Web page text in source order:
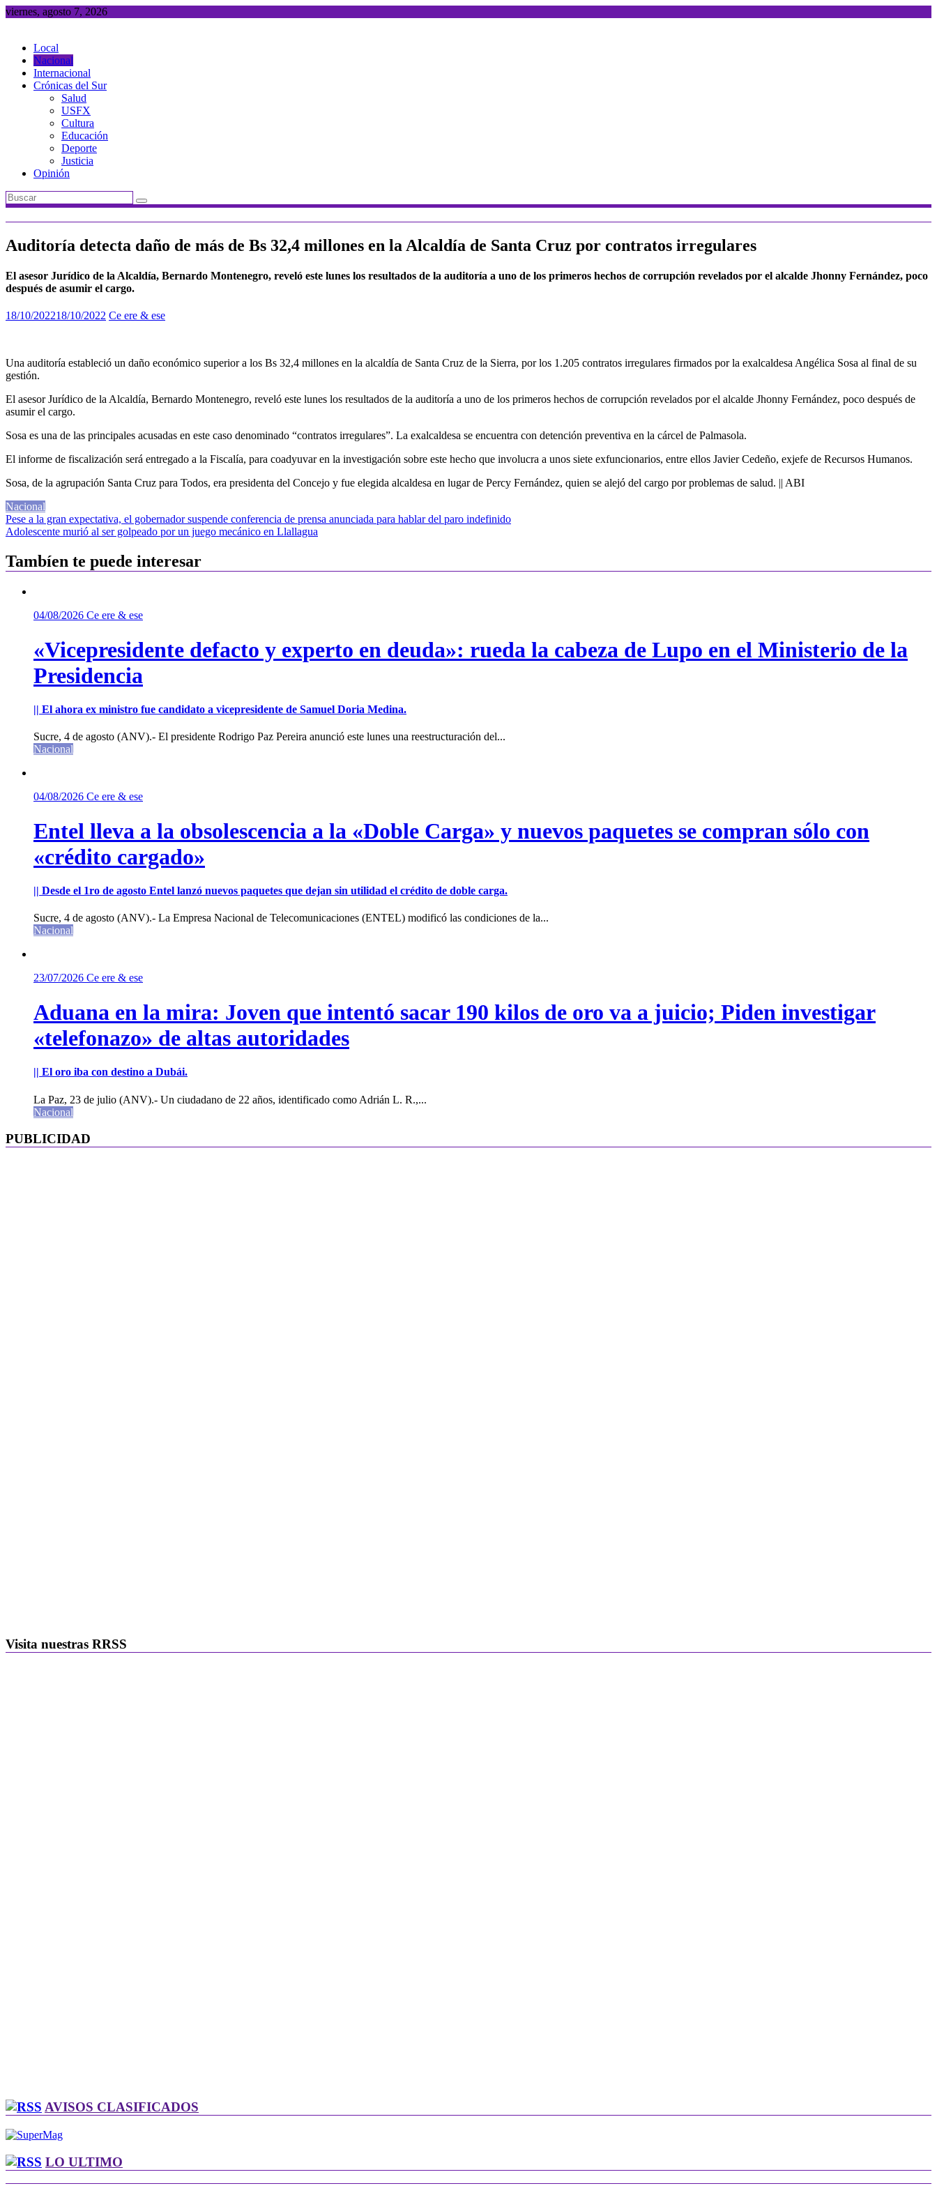
Saltar
viernes, agosto 7, 2026
Local
Nacional
Internacional
Crónicas del Sur
Salud
USFX
Cultura
Educación
Deporte
Justicia
Opinión
Auditoría detecta daño de más de Bs 32,4 millones en la Alcaldía de Santa Cruz por contratos irregulares
El asesor Jurídico de la Alcaldía, Bernardo Montenegro, reveló este lunes los resultados de la auditoría a uno de los primeros hechos de corrupción revelados por el alcalde Jhonny Fernández, poco
después de asumir el cargo.
18/10/202218/10/2022 Ce ere & ese
Una auditoría estableció un daño económico superior a los Bs 32,4 millones en la alcaldía de Santa Cruz de la Sierra, por los 1.205 contratos irregulares firmados por la exalcaldesa Angélica Sosa al final de su
gestión.
El asesor Jurídico de la Alcaldía, Bernardo Montenegro, reveló este lunes los resultados de la auditoría a uno de los primeros hechos de corrupción revelados por el alcalde Jhonny Fernández, poco después de
asumir el cargo.
Sosa es una de las principales acusadas en este caso denominado “contratos irregulares”. La exalcaldesa se encuentra con detención preventiva en la cárcel de Palmasola.
El informe de fiscalización será entregado a la Fiscalía, para coadyuvar en la investigación sobre este hecho que involucra a unos siete exfuncionarios, entre ellos Javier Cedeño, exjefe de Recursos Humanos.
Sosa, de la agrupación Santa Cruz para Todos, era presidenta del Concejo y fue elegida alcaldesa en lugar de Percy Fernández, quien se alejó del cargo por problemas de salud. || ABI
Nacional
Navegación
de
entradas
Pese a la gran expectativa, el gobernador suspende conferencia de prensa anunciada para hablar del paro indefinido
Adolescente murió al ser golpeado por un juego mecánico en Llallagua
Tambíen te puede interesar
04/08/2026 Ce ere & ese
«Vicepresidente defacto y experto en deuda»: rueda la cabeza de Lupo en el Ministerio de la
Presidencia
|| El ahora ex ministro fue candidato a vicepresidente de Samuel Doria Medina.
Sucre, 4 de agosto (ANV).- El presidente Rodrigo Paz Pereira anunció este lunes una reestructuración del...
Nacional
04/08/2026 Ce ere & ese
Entel lleva a la obsolescencia a la «Doble Carga» y nuevos paquetes se compran sólo con
«crédito cargado»
|| Desde el 1ro de agosto Entel lanzó nuevos paquetes que dejan sin utilidad el crédito de doble carga.
Sucre, 4 de agosto (ANV).- La Empresa Nacional de Telecomunicaciones (ENTEL) modificó las condiciones de la...
Nacional
23/07/2026 Ce ere & ese
Aduana en la mira: Joven que intentó sacar 190 kilos de oro va a juicio; Piden investigar
«telefonazo» de altas autoridades
|| El oro iba con destino a Dubái.
La Paz, 23 de julio (ANV).- Un ciudadano de 22 años, identificado como Adrián L. R.,...
Nacional
PUBLICIDAD
Visita nuestras RRSS
AVISOS CLASIFICADOS
LO ULTIMO